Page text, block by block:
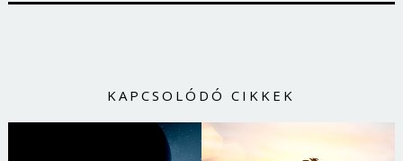
KAPCSOLÓDÓ CIKKEK